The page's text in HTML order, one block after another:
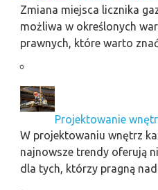
Zmiana miejsca licznika
możliwa w określonych
prawnych, które warto
Projektowanie
W projektowaniu wnętrz
najnowsze trendy oferują
dla tych, którzy pragną